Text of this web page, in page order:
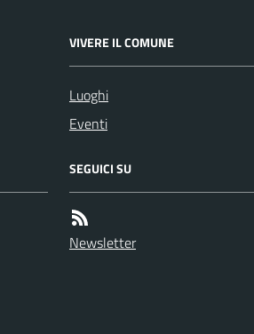
VIVERE IL COMUNE
Luoghi
Eventi
SEGUICI SU
Newsletter